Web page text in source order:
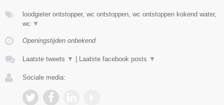
loodgieter ontstopper, wc ontstoppen, wc ontstoppen kokend water,
wc ▼
Openingstijden onbekend
Laatste tweets ▼ | Laatste facebook posts ▼
Sociale media: